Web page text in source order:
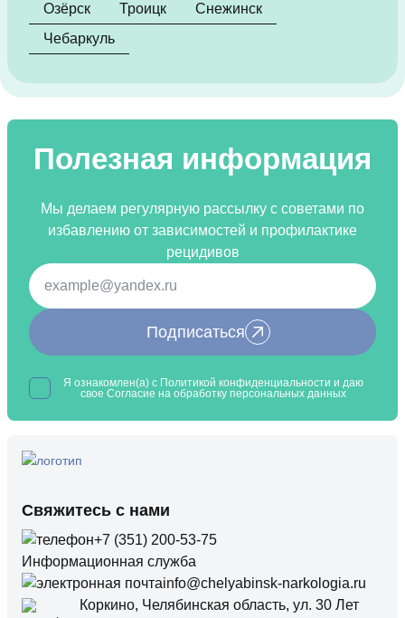
Озёрск
Троицк
Снежинск
Чебаркуль
Полезная информация
Мы делаем регулярную рассылку с советами по
избавлению от зависимостей и профилактике
рецидивов
Подписаться
Я ознакомлен(а) с Политикой конфиденциальности и даю
свое Согласие на обработку персональных данных
Свяжитесь с нами
+7 (351) 200-53-75
Информационная служба
info@chelyabinsk-narkologia.ru
Коркино, Челябинская область, ул. 30 Лет